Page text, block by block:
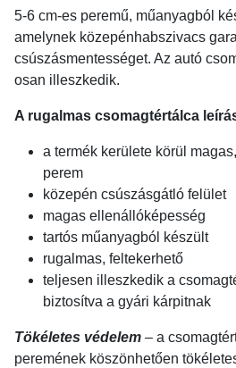
5-6 cm-es peremű, műanyagból
amelynek közepénhabszivacs
csúszásmentességet. Az autó
osan illeszkedik.
A rugalmas csomagtértálca
a termék kerülete körül
perem
közepén csúszásgátló felület
magas ellenállóképesség
tartós műanyagból készült
rugalmas, feltekerhető
teljesen illeszkedik a
biztosítva a gyári kárpitnak
Tökéletes védelem – a
peremének köszönhetően